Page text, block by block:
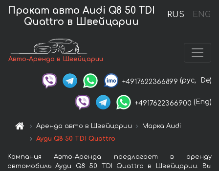
RUS ENG
Прокат авто Audi Q8 50 TDI
Quattro в Швейцарии
Авто-Аренда в Швейцарии
+4917622366899 (рус, De)
+4917622366900 (Eng)
Аренда авто в Швейцарии
Марка Audi
Ауди Q8 50 TDI Quattro
Компания Авто-Аренда предлагает в аренду
автомобиль Ауди Q8 50 TDI Quattro в Швейцарии. Вы